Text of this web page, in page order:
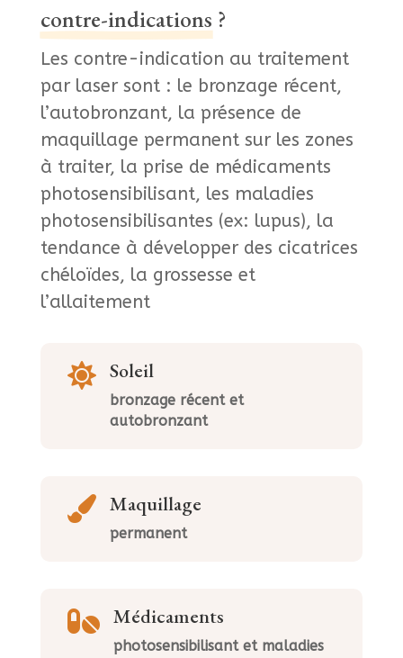
contre-indications ?
Les contre-indication au traitement
par laser sont : le bronzage récent,
l’autobronzant, la présence de
maquillage permanent sur les zones
à traiter, la prise de médicaments
photosensibilisant, les maladies
photosensibilisantes (ex: lupus), la
tendance à développer des cicatrices
chéloïdes, la grossesse et
l’allaitement
 Soleil
bronzage récent et
autobronzant
 Maquillage
permanent
 Médicaments
photosensibilisant et maladies